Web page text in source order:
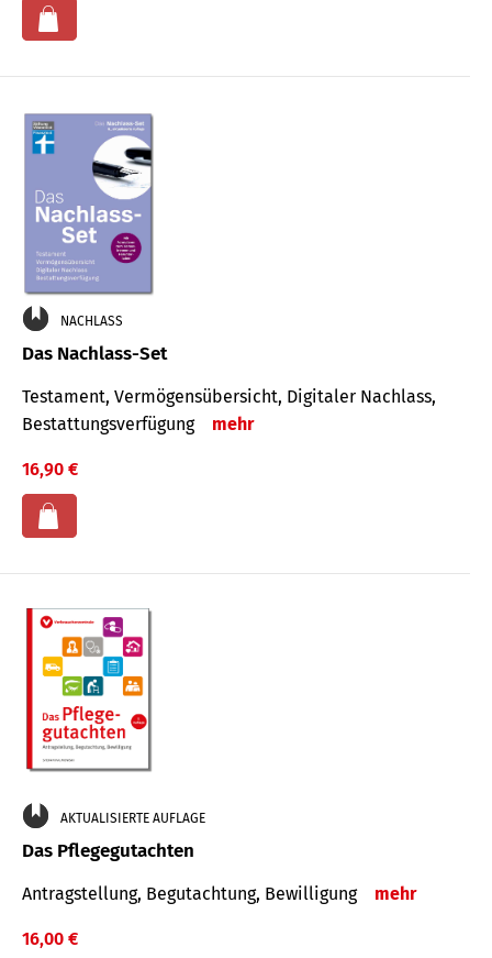
NACHLASS
Das Nachlass-Set
Testament, Vermögens­übersicht, Digitaler Nach­lass,
Bestat­tungs­ver­fügung
mehr
16,90 €
AKTUALISIERTE AUFLAGE
Das Pflegegutachten
Antragstellung, Begutachtung, Bewilligung mehr
16,00 €